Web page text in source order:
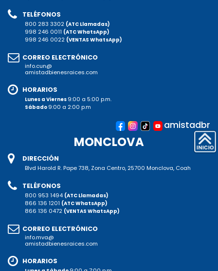
TELÉFONOS
800 283 3302 (ATC Llamadas)
998 246 0011 (ATC WhatsApp)
998 246 0022 (VENTAS WhatsApp)
CORREO ELECTRÓNICO
info.cun@
amistadbienesraices.com
HORARIOS
Lunes a Viernes 9:00 a 5:00 p.m.
Sábado 9:00 a 2:00 p.m
amistadbr
MONCLOVA
DIRECCIÓN
Blvd Harold R. Pape 738, Zona Centro, 25700 Monclova, Coah
TELÉFONOS
800 953 1494 (ATC Llamadas)
866 136 1201 (ATC WhatsApp)
866 136 0472 (VENTAS WhatsApp)
CORREO ELECTRÓNICO
info.mva@
amistadbienesraices.com
HORARIOS